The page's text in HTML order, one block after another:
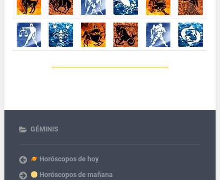
GÉMINIS
Horóscopos de hoy
Horóscopos de mañana